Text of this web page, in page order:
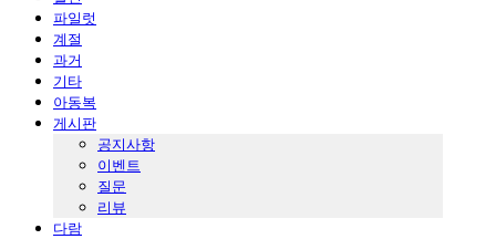
파일럿
계절
과거
기타
아동복
게시판
공지사항
이벤트
질문
리뷰
다람